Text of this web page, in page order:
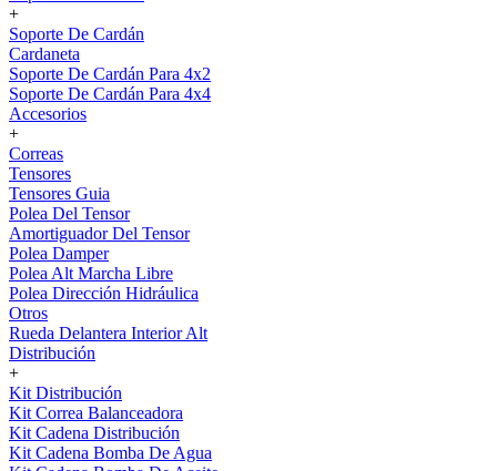
+
Soporte De Cardán
Cardaneta
Soporte De Cardán Para 4x2
Soporte De Cardán Para 4x4
Accesorios
+
Correas
Tensores
Tensores Guia
Polea Del Tensor
Amortiguador Del Tensor
Polea Damper
Polea Alt Marcha Libre
Polea Dirección Hidráulica
Otros
Rueda Delantera Interior Alt
Distribución
+
Kit Distribución
Kit Correa Balanceadora
Kit Cadena Distribución
Kit Cadena Bomba De Agua